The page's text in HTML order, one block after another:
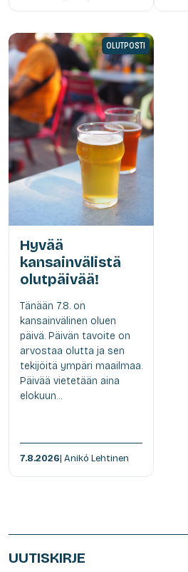
OLUTPOSTI
Hyvää
kansainvälistä
olutpäivää!
Tänään 7.8. on
kansainvälinen oluen
päivä. Päivän tavoite on
arvostaa olutta ja sen
tekijöitä ympäri maailmaa.
Päivää vietetään aina
elokuun...
7.8.2026| Anikó Lehtinen
UUTISKIRJE